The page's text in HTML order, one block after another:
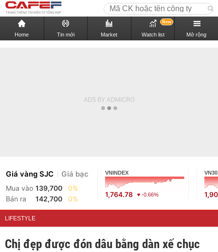
Home Tin mới Market Watch list
New
Mở rộng
Giá vàng SJC Giá bạc
Mua vào 139,700
0%
Bán ra
142,700 0%
VNINDEX
1,764.78 -0.66%
VN30
LIFESTYLE
Chị đẹp được đón dâu bằng dàn xế chục